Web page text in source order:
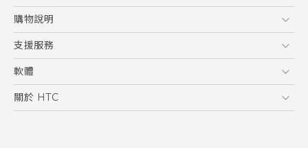
智慧型手機
配件
HTC Research
購物說明
購物須知
訂單管理
付款方式
支援服務
到府收送維修服務
服務中心資訊
客戶服務佈告欄
軟體
應用程式
關於 HTC